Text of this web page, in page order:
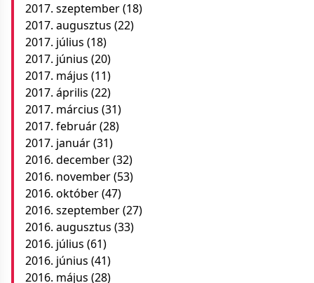
2017. szeptember(18)
2017. augusztus (22)
2017. július (18)
2017. június (20)
2017. május (11)
2017. április (22)
2017. március (31)
2017. február(28)
2017. január(31)
2016. december(32)
2016. november(53)
2016. október(47)
2016. szeptember(27)
2016. augusztus (33)
2016. július (61)
2016. június (41)
2016. május (28)